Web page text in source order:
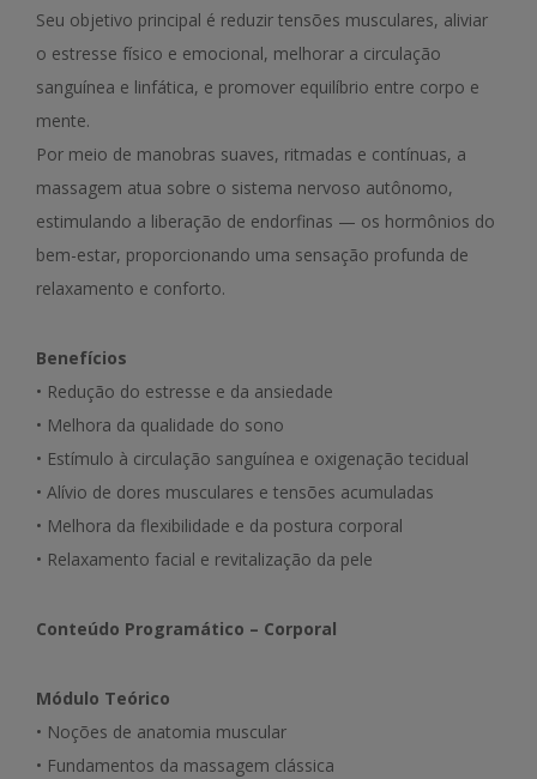
Seu objetivo principal é reduzir tensões musculares, aliviar
o estresse físico e emocional, melhorar a circulação
sanguínea e linfática, e promover equilíbrio entre corpo e
mente.
Por meio de manobras suaves, ritmadas e contínuas, a
massagem atua sobre o sistema nervoso autônomo,
estimulando a liberação de endorfinas — os hormônios do
bem-estar, proporcionando uma sensação profunda de
relaxamento e conforto.
Benefícios
• Redução do estresse e da ansiedade
• Melhora da qualidade do sono
• Estímulo à circulação sanguínea e oxigenação tecidual
• Alívio de dores musculares e tensões acumuladas
• Melhora da flexibilidade e da postura corporal
• Relaxamento facial e revitalização da pele
Conteúdo Programático – Corporal
Módulo Teórico
• Noções de anatomia muscular
• Fundamentos da massagem clássica